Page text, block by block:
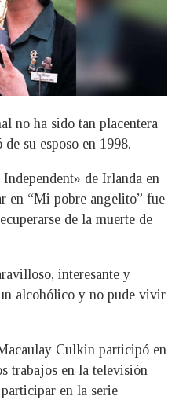
no ha sido tan placentera
su esposo en 1998.
de Irlanda en
en “Mi pobre angelito” fue
de la muerte de
interesante y
alcohólico y no pude vivir
Culkin participó en
trabajos en la televisión
en la serie